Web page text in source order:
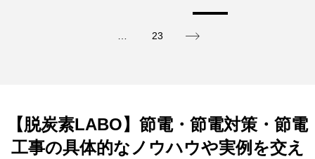
23
【脱炭素LABO】節電・節電対策・節電
工事の具体的なノウハウや実例を交え